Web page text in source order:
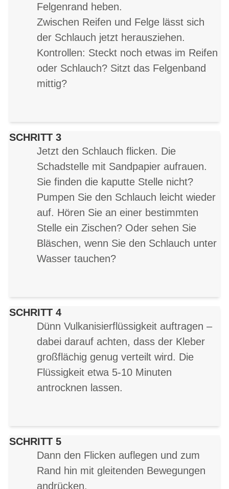
Felgenrand heben.
Zwischen Reifen und Felge lässt sich
der Schlauch jetzt herausziehen.
Kontrollen: Steckt noch etwas im Reifen
oder Schlauch? Sitzt das Felgenband
mittig?
SCHRITT 3
Jetzt den Schlauch flicken. Die
Schadstelle mit Sandpapier aufrauen.
Sie finden die kaputte Stelle nicht?
Pumpen Sie den Schlauch leicht wieder
auf. Hören Sie an einer bestimmten
Stelle ein Zischen? Oder sehen Sie
Bläschen, wenn Sie den Schlauch unter
Wasser tauchen?
SCHRITT 4
Dünn Vulkanisierflüssigkeit auftragen –
dabei darauf achten, dass der Kleber
großflächig genug verteilt wird. Die
Flüssigkeit etwa 5-10 Minuten
antrocknen lassen.
SCHRITT 5
Dann den Flicken auflegen und zum
Rand hin mit gleitenden Bewegungen
andrücken.